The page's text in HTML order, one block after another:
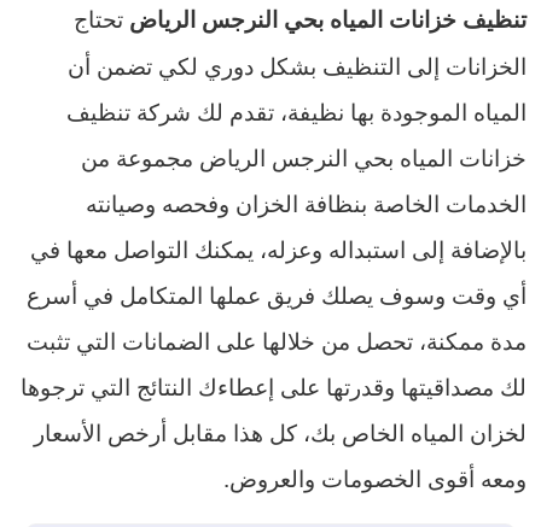
تنظيف خزانات المياه بحي النرجس الرياض تحتاج
الخزانات إلى التنظيف بشكل دوري لكي تضمن أن
المياه الموجودة بها نظيفة، تقدم لك شركة تنظيف
خزانات المياه بحي النرجس الرياض مجموعة من
الخدمات الخاصة بنظافة الخزان وفحصه وصيانته
بالإضافة إلى استبداله وعزله، يمكنك التواصل معها في
أي وقت وسوف يصلك فريق عملها المتكامل في أسرع
مدة ممكنة، تحصل من خلالها على الضمانات التي تثبت
لك مصداقيتها وقدرتها على إعطاءك النتائج التي ترجوها
لخزان المياه الخاص بك، كل هذا مقابل أرخص الأسعار
ومعه أقوى الخصومات والعروض.